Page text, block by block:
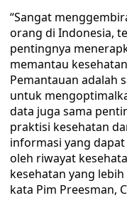
“Sangat
orang di Indonesia,
pentingnya
memantau
Pemantauan adalah
untuk
data juga sama
praktisi kesehatan
informasi yang
oleh riwayat
kesehatan yang
kata Pim Preesman,